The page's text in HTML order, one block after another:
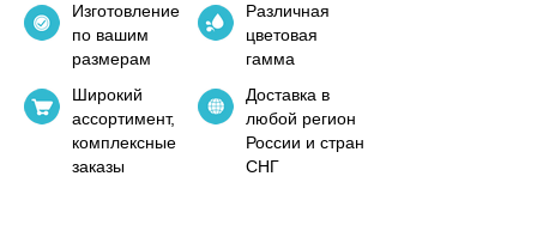
Изготовление
по вашим
размерам
Различная
цветовая
гамма
Широкий
ассортимент,
комплексные
заказы
Доставка в
любой регион
России и стран
СНГ